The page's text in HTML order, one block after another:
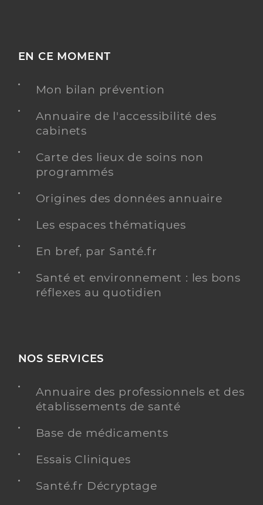
EN CE MOMENT
Mon bilan prévention
Annuaire de l'accessibilité des
cabinets
Carte des lieux de soins non
programmés
Origines des données annuaire
Les espaces thématiques
En bref, par Santé.fr
Santé et environnement : les bons
réflexes au quotidien
NOS SERVICES
Annuaire des professionnels et des
établissements de santé
Base de médicaments
Essais Cliniques
Santé.fr Décryptage